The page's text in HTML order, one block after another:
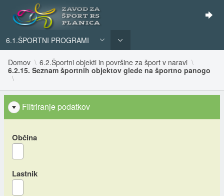
6.1.ŠPORTNI PROGRAMI
Domov
6.2.Športni objekti in površine za šport v naravi
6.2.15. Seznam športnih objektov glede na športno panogo
Filtriranje podatkov
Občina
Lastnik